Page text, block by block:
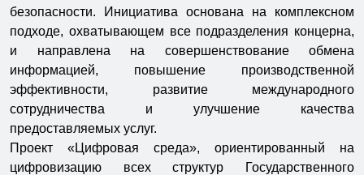
безопасности. Инициатива основана на комплексном
подходе, охватывающем все подразделения концерна,
и направлена на совершенствование обмена
информацией, повышение производственной
эффективности, развитие международного
сотрудничества и улучшение качества
предоставляемых услуг.
Проект «Цифровая среда», ориентированный на
цифровизацию всех структур Государственного